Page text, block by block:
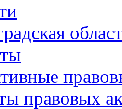
правовых